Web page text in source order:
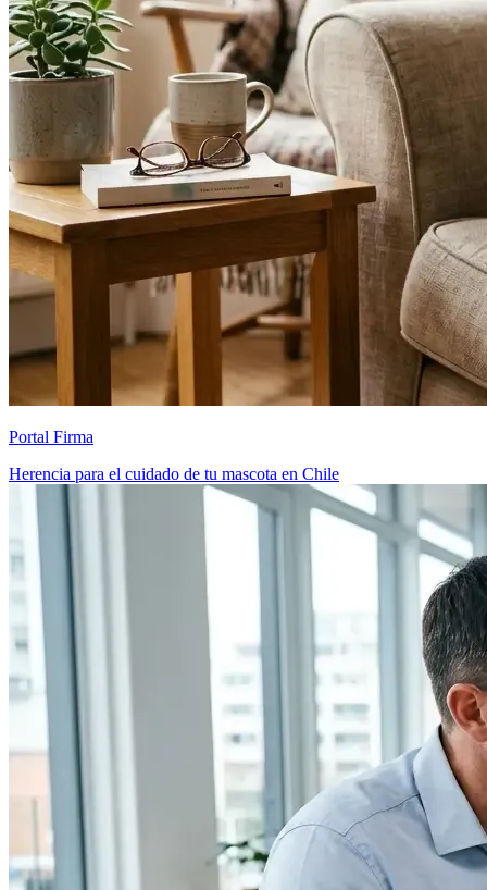
Portal Firma
Herencia para el cuidado de tu mascota en Chile